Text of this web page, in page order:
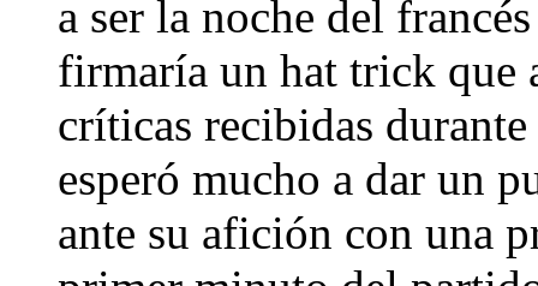
a ser la noche del
firmaría un hat trick que
críticas recibidas
esperó mucho a dar un
ante su afición con una